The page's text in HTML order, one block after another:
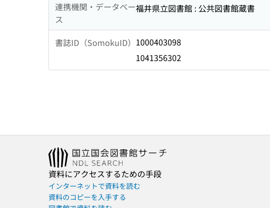
連携機関・データベー
ス
福井県立図書館 : 公共図書館蔵書
書誌ID（SomokuID） 1000403098
1041356302
資料にアクセスするための手段
インターネットで資料を読む
資料のコピーを入手する